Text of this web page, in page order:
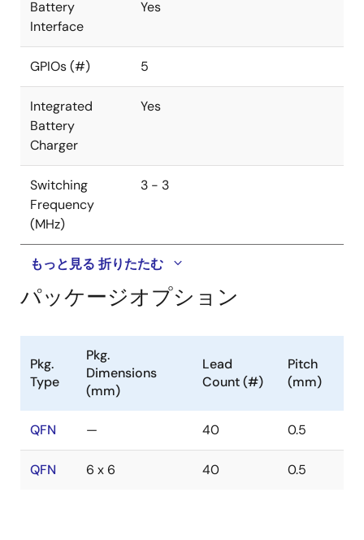
Battery
Interface
Yes
GPIOs (#) 5
Integrated
Battery
Charger
Yes
Switching
Frequency
(MHz)
3 - 3
もっと見る 折りたたむ
パッケージオプション
Pkg.
Type
Pkg.
Dimensions
(mm)
Lead
Count (#)
Pitch
(mm)
QFN — 40 0.5
QFN 6 x 6 40 0.5